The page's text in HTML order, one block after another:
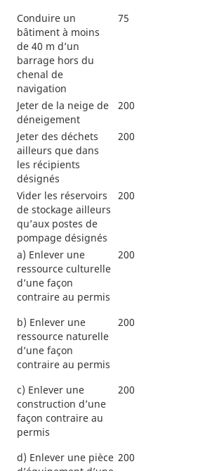
Conduire un
bâtiment à moins
de 40 m d’un
barrage hors du
chenal de
navigation
75
Jeter de la neige de
déneigement
200
Jeter des déchets
ailleurs que dans
les récipients
désignés
200
Vider les réservoirs
de stockage ailleurs
qu’aux postes de
pompage désignés
200
a) Enlever une
ressource culturelle
d’une façon
contraire au permis
200
b) Enlever une
ressource naturelle
d’une façon
contraire au permis
200
c) Enlever une
construction d’une
façon contraire au
permis
200
d) Enlever une pièce 200